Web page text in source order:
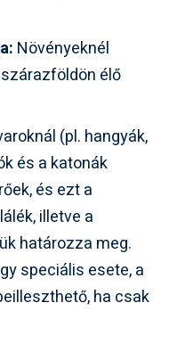
Növényeknél
élő
(pl. hangyák,
és a katonák
és ezt a
illetve a
határozza meg.
speciális esete, a
ha csak